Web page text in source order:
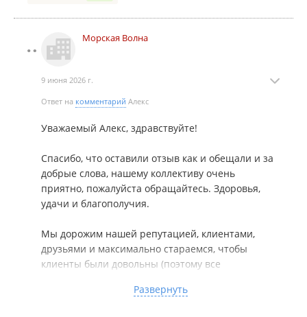
Морская Волна
9 июня 2026 г.
Ответ на комментарий Алекс
Уважаемый Алекс, здравствуйте!
Спасибо, что оставили отзыв как и обещали и за
добрые слова, нашему коллективу очень
приятно, пожалуйста обращайтесь. Здоровья,
удачи и благополучия.
Мы дорожим нашей репутацией, клиентами,
друзьями и максимально стараемся, чтобы
клиенты были довольны (поэтому все
Развернуть